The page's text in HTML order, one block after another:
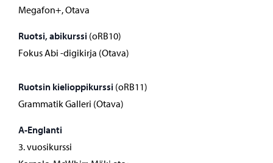
Megafon+, Otava
Ruotsi, abikurssi (oRB10)
Fokus Abi -digikirja (Otava)
Ruotsin kielioppikurssi (oRB11)
Grammatik Galleri (Otava)
A-Englanti
3. vuosikurssi